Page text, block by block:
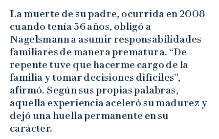
La muerte de su padre, ocurrida en 2008
cuando tenía 56 años, obligó a
Nagelsmann a asumir responsabilidades
familiares de manera prematura. “De
repente tuve que hacerme cargo de la
familia y tomar decisiones difíciles”,
afirmó. Según sus propias palabras,
aquella experiencia aceleró su madurez y
dejó una huella permanente en su
carácter.